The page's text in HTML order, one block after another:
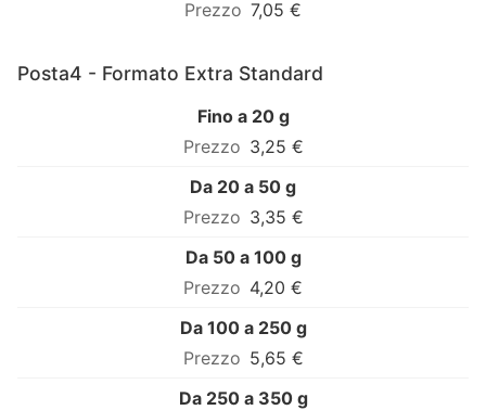
7,05 €
Posta4 - Formato Extra Standard
Fino a 20 g
3,25 €
Da 20 a 50 g
3,35 €
Da 50 a 100 g
4,20 €
Da 100 a 250 g
5,65 €
Da 250 a 350 g